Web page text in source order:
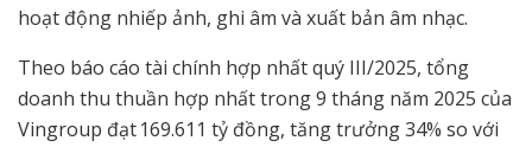
hoạt động nhiếp ảnh, ghi âm và xuất bản âm nhạc.
Theo báo cáo tài chính hợp nhất quý III/2025, tổng
doanh thu thuần hợp nhất trong 9 tháng năm 2025 của
Vingroup đạt 169.611 tỷ đồng, tăng trưởng 34% so với